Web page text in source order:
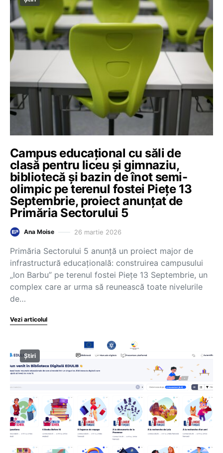
Campus educațional cu săli de
clasă pentru liceu și gimnaziu,
bibliotecă și bazin de înot semi-
olimpic pe terenul fostei Piețe 13
Septembrie, proiect anunțat de
Primăria Sectorului 5
Ana Moise 26 martie 2026
Primăria Sectorului 5 anunță un proiect major de
infrastructură educațională: construirea campusului
„Ion Barbu” pe terenul fostei Piețe 13 Septembrie, un
complex care ar urma să reunească toate nivelurile
de…
Vezi articolul
Știri